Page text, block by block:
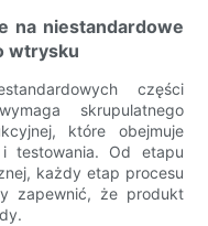
na niestandardowe
wtrysku
części
skrupulatnego
które obejmuje
testowania. Od etapu
każdy etap procesu
zapewnić, że produkt